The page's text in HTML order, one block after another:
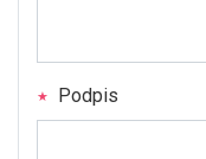
Podpis